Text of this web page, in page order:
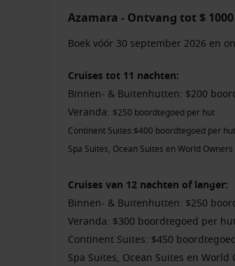
Azamara - Ontvang tot $
Boek vóór 30 september 2026 en
Cruises tot 11 nachten:
Binnen- & Buitenhutten: $200
Veranda: $250 boordtegoed per hut
Continent Suites:$400 boordtegoed per hut
Spa Suites, Ocean Suites en World
Cruises van 12 nachten of langer:
Binnen- & Buitenhutten: $250
Veranda: $300 boordtegoed per
Continent Suites: $450
Spa Suites, Ocean Suites en